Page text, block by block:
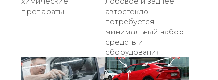
препараты...
автостекло
потребуется
минимальный набор
средств и
оборудования.